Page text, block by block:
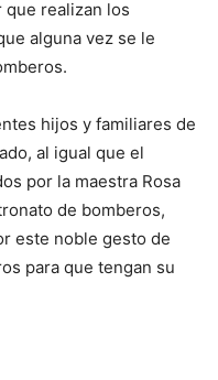
que realizan los
alguna vez se le
hijos y familiares de
al igual que el
por la maestra Rosa
de bomberos,
este noble gesto de
para que tengan su